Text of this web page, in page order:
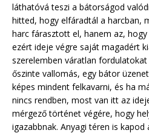
láthatóvá teszi a bátorságod
hitted, hogy elfáradtál a harcban,
harc fárasztott el, hanem az,
ezért ideje végre saját magadért
szerelemben váratlan
őszinte vallomás, egy bátor
képes mindent felkavarni, és ha
nincs rendben, most van itt az
mérgező történet végére, hogy
igazabbnak. Anyagi téren is